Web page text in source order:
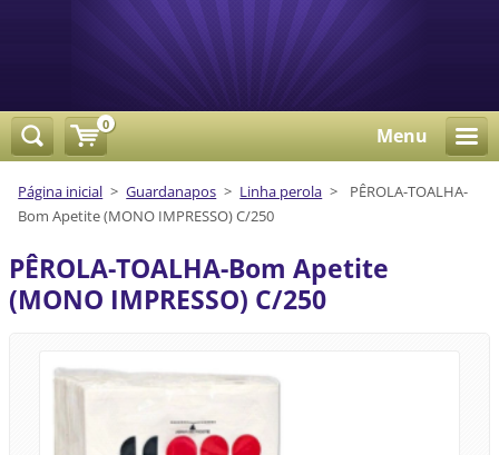
Menu
Página inicial > Guardanapos > Linha perola >
PÊROLA-TOALHA-
Bom Apetite (MONO IMPRESSO) C/250
PÊROLA-TOALHA-Bom Apetite
(MONO IMPRESSO) C/250
0